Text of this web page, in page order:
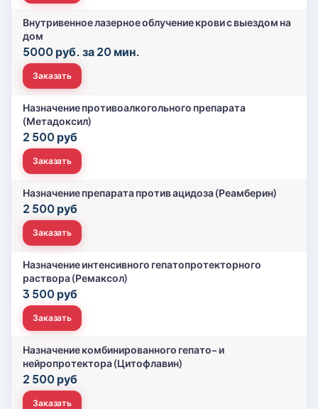
Внутривенное лазерное облучение крови с выездом на
дом
5000 руб. за 20 мин.
Заказать
Назначение противоалкогольного препарата
(Метадоксил)
2 500 руб
Заказать
Назначение препарата против ацидоза (Реамберин)
2 500 руб
Заказать
Назначение интенсивного гепатопротекторного
раствора (Ремаксол)
3 500 руб
Заказать
Назначение комбинированного гепато- и
нейропротектора (Цитофлавин)
2 500 руб
Заказать